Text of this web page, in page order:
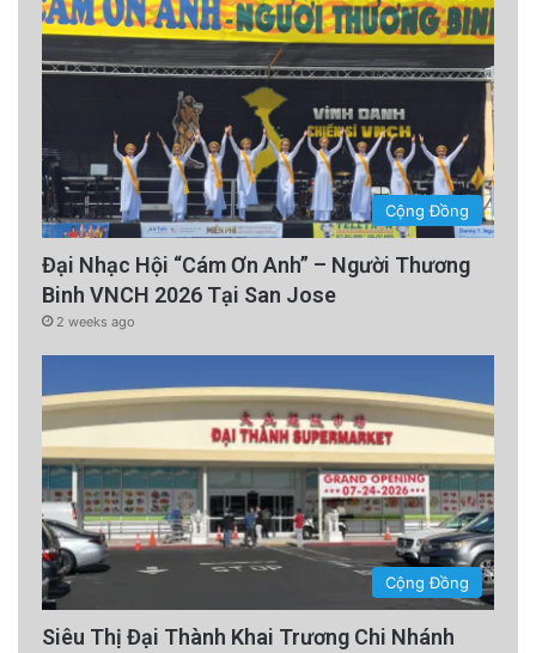
Cộng Đồng
Đại Nhạc Hội “Cám Ơn Anh” – Người Thương
Binh VNCH 2026 Tại San Jose
2 weeks ago
Cộng Đồng
Siêu Thị Đại Thành Khai Trương Chi Nhánh